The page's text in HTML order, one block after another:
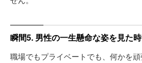
瞬間5. 男性の一生懸命な姿を見た時
職場でもプライベートでも、何かを